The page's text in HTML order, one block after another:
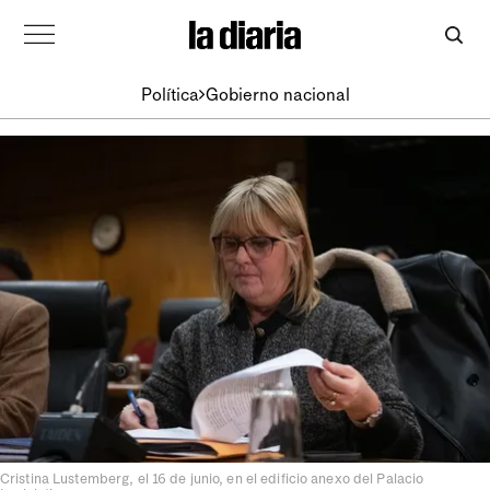
Política Gobierno nacional
Cristina Lustemberg, el 16 de junio, en el edificio anexo del Palacio